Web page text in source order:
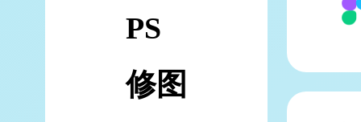
PS
修图